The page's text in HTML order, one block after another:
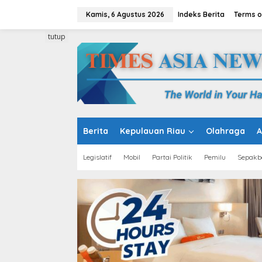
Kamis, 6 Agustus 2026 Indeks Berita Terms
Berita Kepulauan Riau Olahraga
Legislatif Mobil Partai Politik Pemilu
tutup